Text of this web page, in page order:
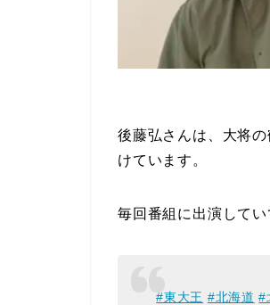
後藤弘さんは、大将
けています。
毎回番組に出演してい
#東大王 #北海道 #